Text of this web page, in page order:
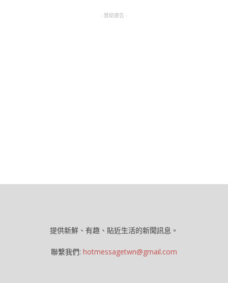
- 贊助廣告 -
提供新鮮、有趣、貼近生活的新聞訊息。
聯繫我們: hotmessagetwn@gmail.com